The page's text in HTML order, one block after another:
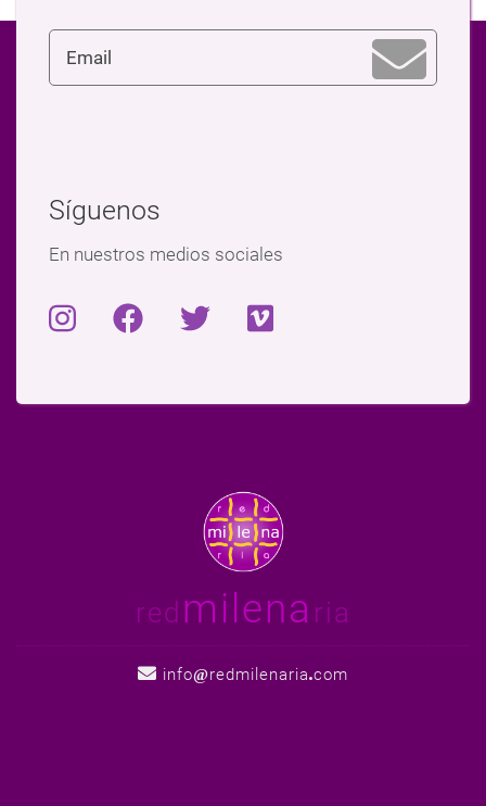
Síguenos
En nuestros medios sociales
red milena ria
info redmilenaria com